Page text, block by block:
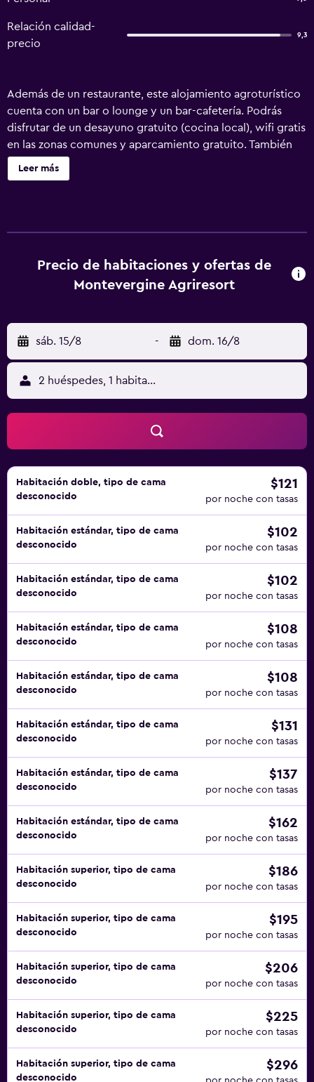
Relación calidad-
precio
9,3
Además de un restaurante, este alojamiento agroturístico
cuenta con un bar o lounge y un bar-cafetería. Podrás
disfrutar de un desayuno gratuito (cocina local), wifi gratis
en las zonas comunes y aparcamiento gratuito. También
encontrarás una piscina de temporada, una zona para
conferencias y servicio de recepción 24 horas.
camas están vestidas con ropa de cama de alta calidad. Se
ofrece una televisión de pantalla plana con canales
alojamiento agroturístico en Otranto ofrece acceso a
Internet wifi gratis. Los servicios para personas de
negocios incluyen escritorio y periódicos gratuitos. Se
ofrece servicio de limpieza todos los días. Los servicios de
ocio y esparcimiento en este alojamiento agroturístico
incluyen piscina al aire libre de temporada. Se pueden
practicar las actividades de ocio y esparcimiento que se
indican más abajo en las instalaciones o cerca del
alojamiento (es posible que se aplique un recargo).
Leer más
Precio de habitaciones y ofertas de
Montevergine Agriresort
sáb. 15/8 - dom. 16/8
2 huéspedes, 1 habitación
Habitación doble, tipo de cama
desconocido
$121
por noche con tasas
Habitación estándar, tipo de cama
desconocido
$102
por noche con tasas
Habitación estándar, tipo de cama
desconocido
$102
por noche con tasas
Habitación estándar, tipo de cama
desconocido
$108
por noche con tasas
Habitación estándar, tipo de cama
desconocido
$108
por noche con tasas
Habitación estándar, tipo de cama
desconocido
$131
por noche con tasas
Habitación estándar, tipo de cama
desconocido
$137
por noche con tasas
Habitación estándar, tipo de cama
desconocido
$162
por noche con tasas
Habitación superior, tipo de cama
desconocido
$186
por noche con tasas
Habitación superior, tipo de cama
desconocido
$195
por noche con tasas
Habitación superior, tipo de cama
desconocido
$206
por noche con tasas
Habitación superior, tipo de cama
desconocido
$225
por noche con tasas
Habitación superior, tipo de cama
desconocido
$296